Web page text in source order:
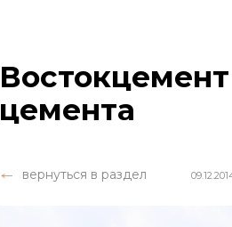
цемента
вернуться в раздел